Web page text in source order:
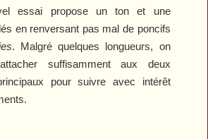
essai propose un ton et une
en renversant pas mal de poncifs
. Malgré quelques longueurs, on
suffisamment aux deux
pour suivre avec intérêt